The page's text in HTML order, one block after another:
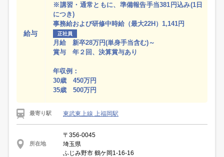
給与
※講習・通常ともに、準備報告手当381円込み(1日
につき)
事務給および研修中時給（最大22H）1,141円
正社員
月給 新卒28万円(単身手当含む)～
賞与 年２回、決算賞与あり
年収例：
30歳 450万円
35歳 500万円
最寄り駅 東武東上線 上福岡駅
所在地
〒356-0045
埼玉県
ふじみ野市 鶴ケ岡1-16-16